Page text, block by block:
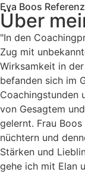
Eva Boos
Über
"In den
Zug mit
Wirksamkeit in
befanden sich im
Coachingstunden
von Gesagtem
gelernt. Frau
nüchtern und
Stärken und
gehe ich mit Elan